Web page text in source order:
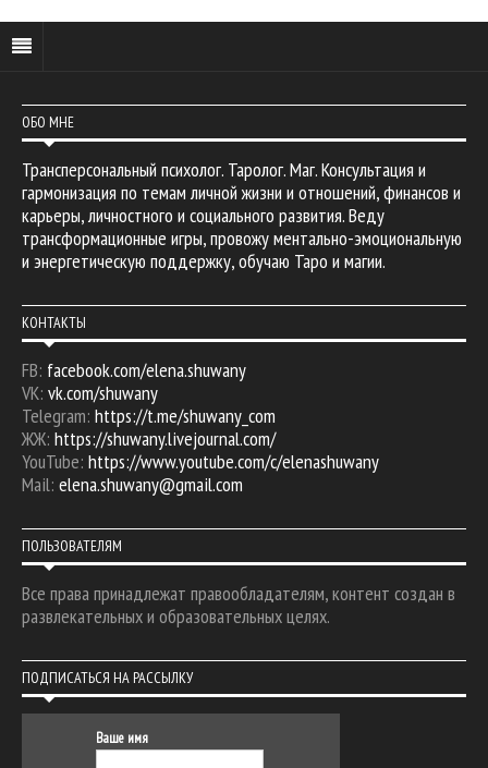
ОБО МНЕ
Трансперсональный психолог. Таролог. Маг. Консультация и
гармонизация по темам личной жизни и отношений, финансов и
карьеры, личностного и социального развития. Веду
трансформационные игры, провожу ментально-эмоциональную
и энергетическую поддержку, обучаю Таро и магии.
КОНТАКТЫ
FB: facebook.com/elena.shuwany
VK: vk.com/shuwany
Telegram: https://t.me/shuwany_com
ЖЖ: https://shuwany.livejournal.com/
YouTube: https://www.youtube.com/c/elenashuwany
Mail: elena.shuwany@gmail.com
ПОЛЬЗОВАТЕЛЯМ
Все права принадлежат правообладателям, контент создан в
развлекательных и образовательных целях.
ПОДПИСАТЬСЯ НА РАССЫЛКУ
Ваше имя